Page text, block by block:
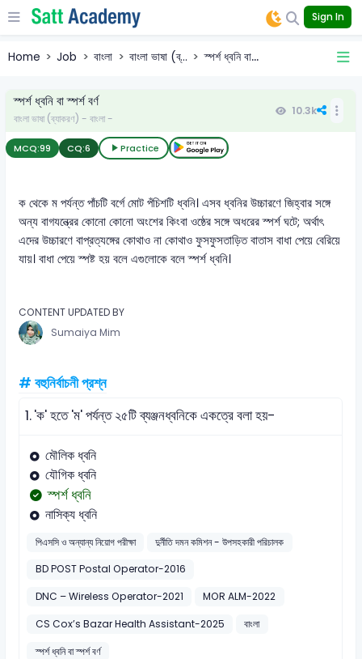
Sign In
Home Job বাংলা বাংলা ভাষা (ব্... স্পর্শ ধ্বনি বা...
স্পর্শ ধ্বনি বা স্পর্শ বর্ণ
বাংলা ভাষা (ব্যাকরণ) - বাংলা -
10.3k
MCQ:99 CQ:6 Practice
ক থেকে ম পর্যন্ত পাঁচটি বর্গে মোট পঁচিশটি ধ্বনি। এসব ধ্বনির উচ্চারণে জিহ্বার সঙ্গে
অন্য বাগযন্ত্রের কোনো কোনো অংশের কিংবা ওষ্ঠের সঙ্গে অধরের স্পর্শ ঘটে; অর্থাৎ
এদের উচ্চারণে বাপ্রত্যঙ্গের কোথাও না কোথাও ফুসফুসতাড়িত বাতাস বাধা পেয়ে বেরিয়ে
যায়। বাধা পেয়ে স্পষ্ট হয় বলে এগুলোকে বলে স্পর্শ ধ্বনি।
CONTENT UPDATED BY
Sumaiya Mim
# বহুনির্বাচনী প্রশ্ন
1.'ক' হতে 'ম' পর্যন্ত ২৫টি ব্যঞ্জনধ্বনিকে একত্রে বলা হয়-
মৌলিক ধ্বনি
যৌগিক ধ্বনি
স্পর্শ ধ্বনি
নাসিক্য ধ্বনি
পিএসসি ও অন্যান্য নিয়োগ পরীক্ষা
দুর্নীতি দমন কমিশন - উপসহকারী পরিচালক
BD POST Postal Operator-2016
DNC – Wireless Operator-2021
MOR ALM-2022
CS Cox’s Bazar Health Assistant-2025
বাংলা
স্পর্শ ধ্বনি বা স্পর্শ বর্ণ